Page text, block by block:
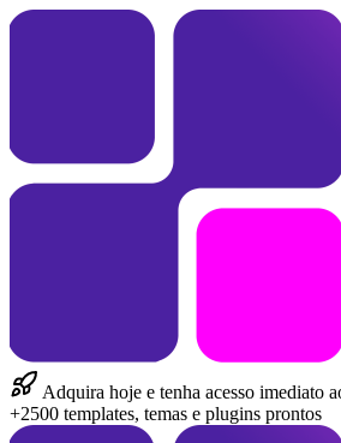
Adquira hoje e tenha acesso imediato
+2500 templates, temas e plugins prontos